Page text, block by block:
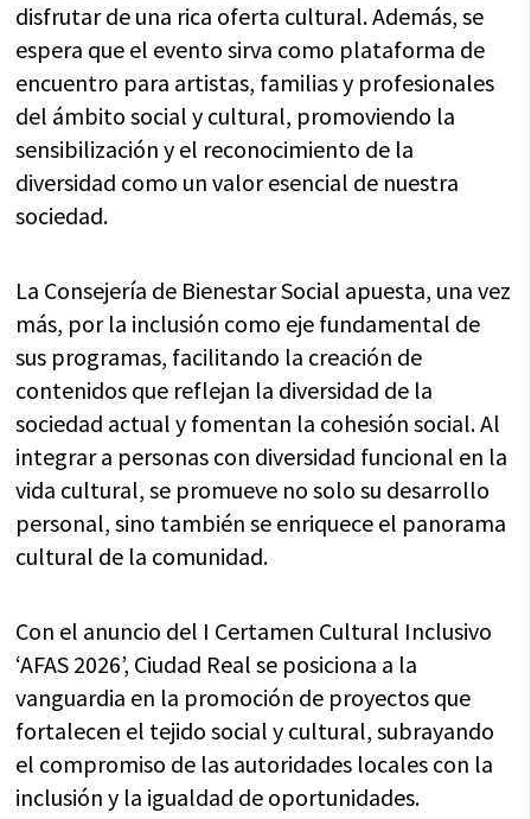
disfrutar de una rica oferta cultural. Además, se
espera que el evento sirva como plataforma de
encuentro para artistas, familias y profesionales
del ámbito social y cultural, promoviendo la
sensibilización y el reconocimiento de la
diversidad como un valor esencial de nuestra
sociedad.
La Consejería de Bienestar Social apuesta, una vez
más, por la inclusión como eje fundamental de
sus programas, facilitando la creación de
contenidos que reflejan la diversidad de la
sociedad actual y fomentan la cohesión social. Al
integrar a personas con diversidad funcional en la
vida cultural, se promueve no solo su desarrollo
personal, sino también se enriquece el panorama
cultural de la comunidad.
Con el anuncio del I Certamen Cultural Inclusivo
‘AFAS 2026’, Ciudad Real se posiciona a la
vanguardia en la promoción de proyectos que
fortalecen el tejido social y cultural, subrayando
el compromiso de las autoridades locales con la
inclusión y la igualdad de oportunidades.